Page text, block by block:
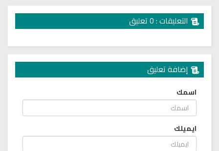
التعليقات : 0 تعليق
إضافة تعليق
اسمك
ايميلك